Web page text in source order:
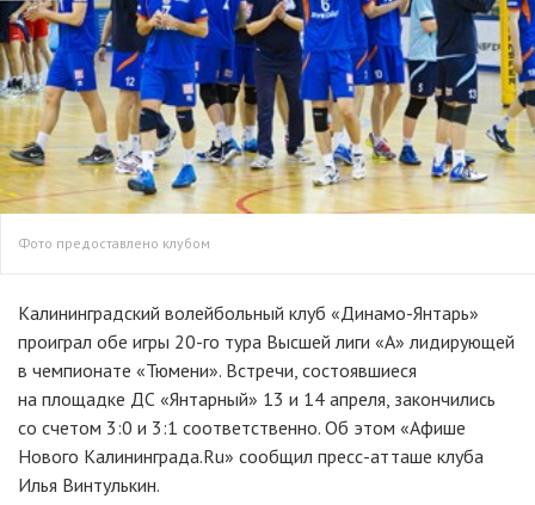
Фото предоставлено клубом
Калининградский волейбольный клуб «Динамо-Янтарь»
проиграл обе игры 20-го тура Высшей лиги «А» лидирующей
в чемпионате «Тюмени». Встречи, состоявшиеся
на площадке ДС «Янтарный» 13 и 14 апреля, закончились
со счетом 3:0 и 3:1 соответственно. Об этом «Афише
Нового Калининграда.Ru» сообщил пресс-атташе клуба
Илья Винтулькин.